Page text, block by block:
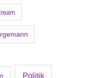
Politik